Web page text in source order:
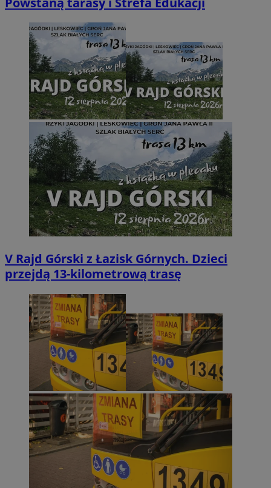
V Rajd Górski z Łazisk Górnych. Dzieci
przejdą 13-kilometrową trasę